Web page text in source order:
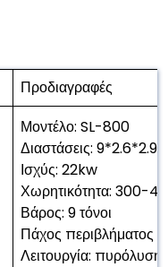
Προδιαγραφές
Μοντέλο: SL-800
Διαστάσεις: 9*2.6*2.9μ
Ισχύς: 22kw
Χωρητικότητα: 300-
Βάρος: 9 τόνοι
Πάχος περιβλήματος
Λειτουργία: πυρόλυση